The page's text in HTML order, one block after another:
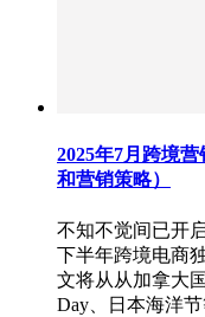
2025年7月跨境
和营销策略）
不知不觉间已开
下半年跨境电商
文将从从加拿大
Day、日本海洋